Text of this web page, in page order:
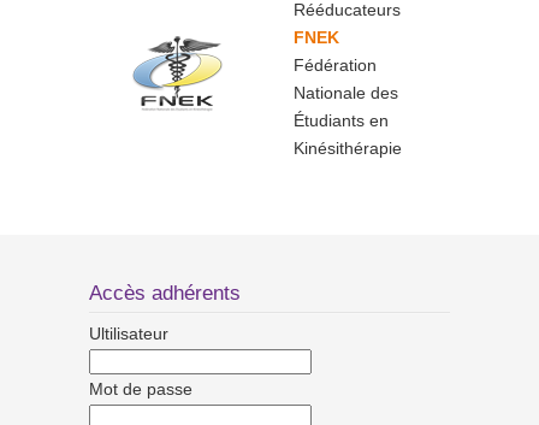
Rééducateurs
FNEK
Fédération
Nationale des
Étudiants en
Kinésithérapie
Accès adhérents
Ultilisateur
Mot de passe